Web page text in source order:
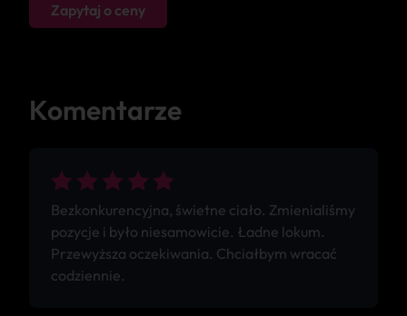
Zapytaj o ceny
Komentarze
Bezkonkurencyjna, świetne ciało. Zmienialiśmy
pozycje i było niesamowicie. Ładne lokum.
Przewyższa oczekiwania. Chciałbym wracać
codziennie.